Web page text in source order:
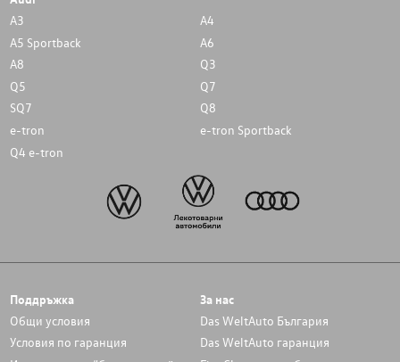
A3
A4
A5 Sportback
A6
A8
Q3
Q5
Q7
SQ7
Q8
e-tron
e-tron Sportback
Q4 e-tron
Поддръжка
Общи условия
Условия по гаранция
За нас
Das WeltAuto България
Das WeltAuto гаранция